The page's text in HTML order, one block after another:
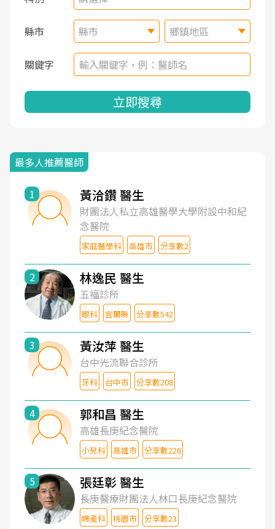
縣市 縣市 鄉鎮地區
關鍵字
立即搜尋
最多人推薦醫師
1 黃洽鑽 醫生
財團法人私立高雄醫學大學附設中和紀
念醫院
家庭醫學科 高雄市 分享數2
2 林逸民 醫生
五福診所
眼科 宜蘭縣 分享數542
3 黃汝萍 醫生
台中光流聯合診所
牙科 台中市 分享數208
4 郭和昌 醫生
高雄長庚紀念醫院
小兒科 高雄市 分享數226
5 張廷彰 醫生
長庚醫療財團法人林口長庚紀念醫院
婦產科 桃園市 分享數23